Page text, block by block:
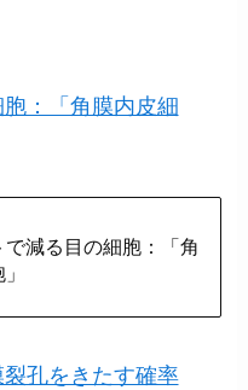
：「角膜内皮細
で減る目の細胞：「角
孔をきたす確率